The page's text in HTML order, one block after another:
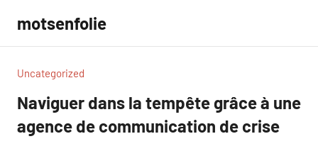
contenu
motsenfolie
Uncategorized
Naviguer dans la tempête grâce à une
agence de communication de crise